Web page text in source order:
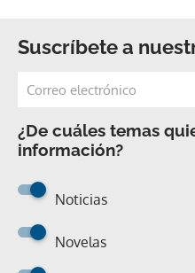
Suscríbete a
¿De cuáles temas
información?
Noticias
Novelas